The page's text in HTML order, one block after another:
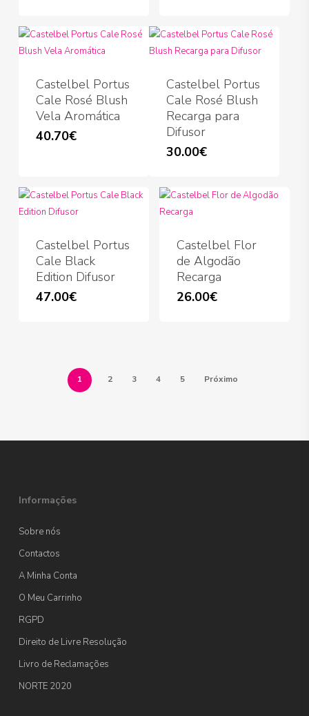
Castelbel Portus
Cale Rosé Blush
Vela Aromática
40.70€
Castelbel Portus
Cale Rosé Blush
Recarga para
Difusor
30.00€
Castelbel Portus
Cale Black
Edition Difusor
47.00€
Castelbel Flor
de Algodão
Recarga
26.00€
1 2 3 4 5 Próximo
Informações
Sobre nós
Contactos
A Minha Conta
O Meu Carrinho
RGPD
Direito de Livre Resolução
Livro de Reclamações
NORTE 2020